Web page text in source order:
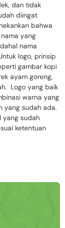
dan tidak
diingat
bahwa
yang
nama
logo, prinsip
gambar kopi
ayam goreng,
Logo yang baik
warna yang
yang sudah ada.
yang sudah
ketentuan